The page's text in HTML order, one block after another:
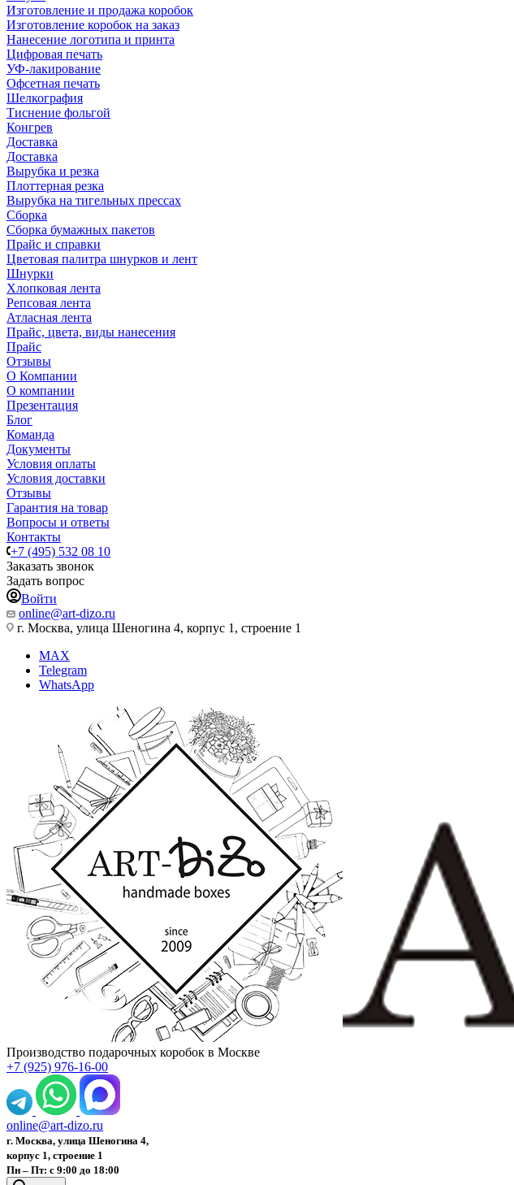
Изготовление и продажа коробок
Изготовление коробок на заказ
Нанесение логотипа и принта
Цифровая печать
УФ-лакирование
Офсетная печать
Шелкография
Тиснение фольгой
Конгрев
Доставка
Доставка
Вырубка и резка
Плоттерная резка
Вырубка на тигельных прессах
Сборка
Сборка бумажных пакетов
Прайс и справки
Цветовая палитра шнурков и лент
Шнурки
Хлопковая лента
Репсовая лента
Атласная лента
Прайс, цвета, виды нанесения
Прайс
Отзывы
О Компании
О компании
Презентация
Блог
Команда
Документы
Условия оплаты
Условия доставки
Отзывы
Гарантия на товар
Вопросы и ответы
Контакты
+7 (495) 532 08 10
Заказать звонок
Задать вопрос
Войти
online@art-dizo.ru
г. Москва, улица Шеногина 4, корпус 1, строение 1
MAX
Telegram
WhatsApp
Производство подарочных коробок в Москве
+7 (925) 976-16-00
online@art-dizo.ru
г. Москва, улица Шеногина 4,
корпус 1, строение 1
Пн – Пт: с 9:00 до 18:00